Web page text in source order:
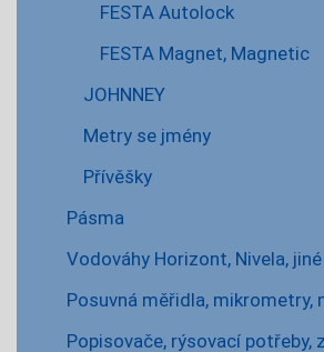
FESTA Autolock
FESTA Magnet, Magnetic
JOHNNEY
Metry se jmény
Přívěšky
Pásma
Vodováhy Horizont, Nivela, jiné
Posuvná měřidla, mikrometry,
Popisovače, rýsovací potřeby,